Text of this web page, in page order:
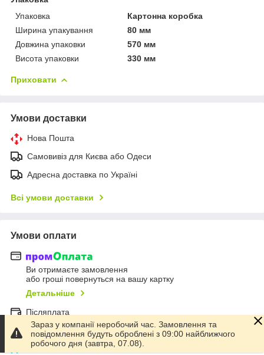
Упаковка
Картонна коробка
Ширина упакування
80 мм
Довжина упаковки
570 мм
Висота упаковки
330 мм
Приховати
Умови доставки
Нова Пошта
Самовивіз для Києва або Одеси
Адресна доставка по Україні
Всі умови доставки
Умови оплати
Ви отримаєте замовлення
або гроші повернуться на вашу картку
Детальніше
Післяплата
Оплата на рахунок
Онлайн-оплата карткою Visa, Mastercard - LiqPay
Зараз у компанії неробочий час. Замовлення та
повідомлення будуть оброблені з 09:00 найближчого
робочого дня (завтра, 07.08).